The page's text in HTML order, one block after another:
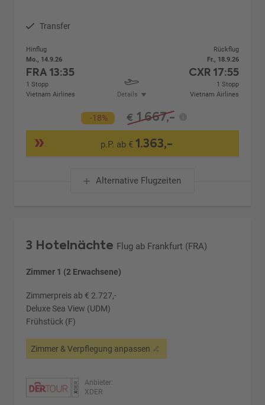
Transfer
Hinflug
Mo., 14.9.26
FRA13:35
1 Stopp
Vietnam Airlines
Details
Rückflug
Fr., 18.9.26
CXR 17:55
1 Stopp
Vietnam Airlines
-18% € 1.667,-
p.P. ab €1.363,-
Alternative Flugzeiten
3 Hotelnächte Flug ab Frankfurt (FRA)
Zimmer 1 (2 Erwachsene)
Zimmerpreis ab € 2.727,-
Deluxe Sea View (UDM)
Frühstück (F)
Zimmer & Verpflegung anpassen
Anbieter:
XDER